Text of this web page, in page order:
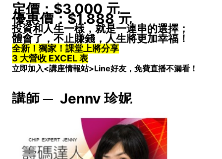
定價：$3,000 元
優惠價：$1,888 元
投資和人生一樣，就是一連串的選擇；
體會了，不止賺錢，人生將更加幸福！
全新！獨家！課堂上將分享
3 大營收 EXCEL 表
立即加入<講座情報站>Line好友，免費直播不漏看！
講師 ─ Jenny 珍妮